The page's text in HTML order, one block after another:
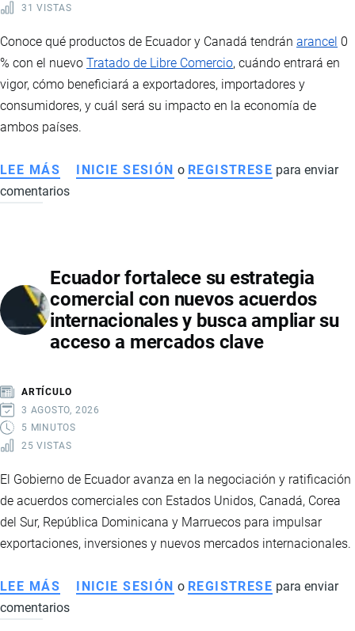
COMERCIO,
COOPERACIÓN
MINERALES
31 VISTAS
Conoce qué productos de Ecuador y Canadá tendrán arancel 0
% con el nuevo Tratado de Libre Comercio, cuándo entrará en
vigor, cómo beneficiará a exportadores, importadores y
consumidores, y cuál será su impacto en la economía de
ambos países.
LEE MÁS SOBRE
TLC
CANADÁ:
ESTOS
SON
LOS
TENDRÁN
ARANCEL
0
BILATERAL
INICIE SESIÓN o REGISTRESE para enviar
comentarios
Ecuador fortalece su estrategia
comercial con nuevos acuerdos
internacionales y busca ampliar su
acceso a mercados clave
ARTÍCULO
3 AGOSTO, 2026
5 MINUTOS
25 VISTAS
El Gobierno de Ecuador avanza en la negociación y ratificación
de acuerdos comerciales con Estados Unidos, Canadá, Corea
del Sur, República Dominicana y Marruecos para impulsar
exportaciones, inversiones y nuevos mercados internacionales.
LEE MÁS SOBRE
ECUADOR
INICIE SESIÓN o REGISTRESE para enviar
comentarios